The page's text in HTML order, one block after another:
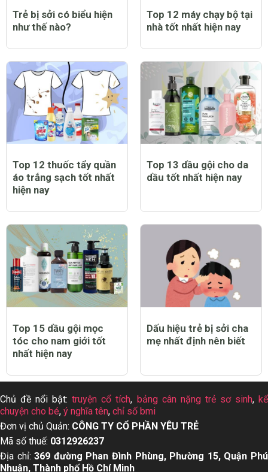
Trẻ bị sởi có biểu hiện
như thế nào?
Top 12 máy chạy bộ tại
nhà tốt nhất hiện nay
Top 12 thuốc tẩy quần
áo trắng sạch tốt nhất
hiện nay
Top 13 dầu gội cho da
Top 15 dầu gội mọc
tóc cho nam giới tốt
nhất hiện nay
Dấu hiệu trẻ bị sởi cha
mẹ nhất định nên biết
Chủ đề nổi bật:truyện cổ tích,bảng cân nặng trẻ sơ sinh,kể
chuyện cho bé, ý nghĩa tên, chỉ số bmi